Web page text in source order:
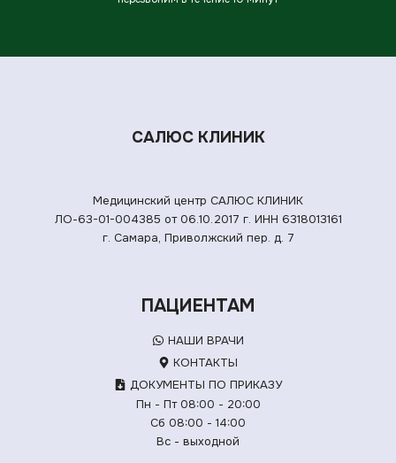
САЛЮС КЛИНИК
Медицинский центр САЛЮС КЛИНИК
ЛО-63-01-004385 от 06.10.2017 г. ИНН 6318013161
г. Самара, Приволжский пер. д. 7
ПАЦИЕНТАМ
НАШИ ВРАЧИ
КОНТАКТЫ
ДОКУМЕНТЫ ПО ПРИКАЗУ
Пн - Пт 08:00 - 20:00
Сб 08:00 - 14:00
Вс - выходной